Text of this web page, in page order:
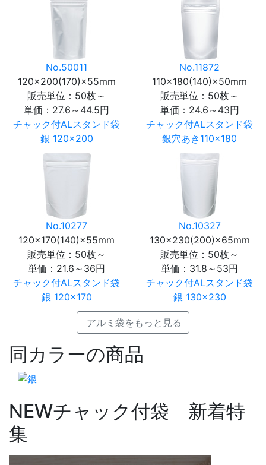
No.50011
120×200(170)×55mm
販売単位：50枚～
単価： 27.6～44.5円
チャック付ALスタンド袋
銀 120×200
No.11872
110×180(140)×50mm
販売単位：50枚～
単価： 24.6～43円
チャック付ALスタンド袋
銀穴あき110×180
No.10277
120×170(140)×55mm
販売単位：50枚～
単価： 21.6～36円
チャック付ALスタンド袋
銀 120×170
No.10327
130×230(200)×65mm
販売単位：50枚～
単価： 31.8～53円
チャック付ALスタンド袋
銀 130×230
アルミ袋をもっと見る
同カラーの商品
NEWチャック付袋 新着特
集